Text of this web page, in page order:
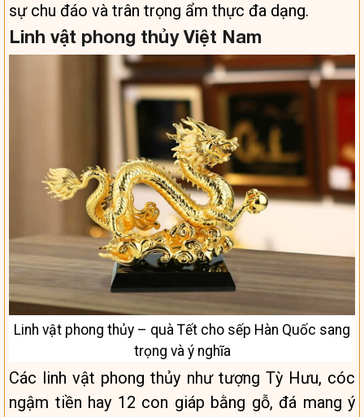
sự chu đáo và trân trọng ẩm thực đa dạng.
Linh vật phong thủy Việt Nam
Linh vật phong thủy – quà Tết cho sếp Hàn Quốc sang
trọng và ý nghĩa
Các linh vật phong thủy như tượng Tỳ Hưu, cóc
ngậm tiền hay 12 con giáp bằng gỗ, đá mang ý